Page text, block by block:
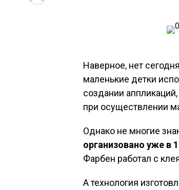
Наверное, нет
маленькие детки
создании
при осуществлении
Однако не многие
организовано уже в
Фарбен работал с
А технология